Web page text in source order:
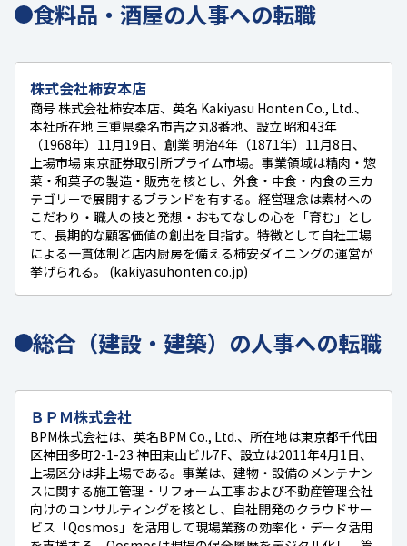
食料品・酒屋の人事への転職
株式会社柿安本店
商号 株式会社柿安本店、英名 Kakiyasu Honten Co., Ltd.、
本社所在地 三重県桑名市吉之丸8番地、設立 昭和43年
（1968年）11月19日、創業 明治4年（1871年）11月8日、
上場市場 東京証券取引所プライム市場。事業領域は精肉・惣
菜・和菓子の製造・販売を核とし、外食・中食・内食の三カ
テゴリーで展開するブランドを有する。経営理念は素材への
こだわり・職人の技と発想・おもてなしの心を「育む」とし
て、長期的な顧客価値の創出を目指す。特徴として自社工場
による一貫体制と店内厨房を備える柿安ダイニングの運営が
挙げられる。 (kakiyasuhonten.co.jp)
総合（建設・建築）の人事への転職
ＢＰＭ株式会社
BPM株式会社は、英名BPM Co., Ltd.、所在地は東京都千代田
区神田多町2-1-23 神田東山ビル7F、設立は2011年4月1日、
上場区分は非上場である。事業は、建物・設備のメンテナン
スに関する施工管理・リフォーム工事および不動産管理会社
向けのコンサルティングを核とし、自社開発のクラウドサー
ビス「Qosmos」を活用して現場業務の効率化・データ活用